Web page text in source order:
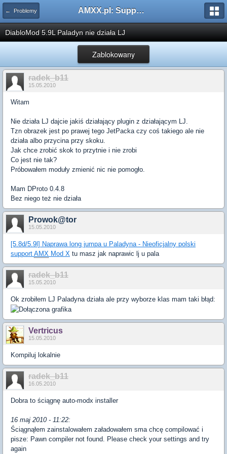
← Problemy AMXX.pl: Support AMX Mod X i SourceMod
DiabloMod 5.9L Paladyn nie działa LJ
Zablokowany
radek_b11
15.05.2010
Witam
Nie działa LJ dajcie jakiś działający plugin z działającym LJ.
Tzn obrazek jest po prawej tego JetPacka czy coś takiego ale nie
działa albo przycina przy skoku.
Jak chce zrobić skok to przytnie i nie zrobi
Co jest nie tak?
Próbowałem moduły zmienić nic nie pomogło.
Mam DProto 0.4.8
Bez niego też nie działa
Prowok@tor
15.05.2010
[5.8d/5.9l] Naprawa long jumpa u Paladyna - Nieoficjalny polski
support AMX Mod X tu masz jak naprawic lj u pala
radek_b11
15.05.2010
Ok zrobiłem LJ Paladyna działa ale przy wyborze klas mam taki błąd:
Vertricus
15.05.2010
Kompiluj lokalnie
radek_b11
16.05.2010
Dobra to ściągnę auto-modx installer
16 maj 2010 - 11:22:
Ściągnąłem zainstalowałem załadowałem sma chcę compilować i
pisze: Pawn compiler not found. Please check your settings and try
again